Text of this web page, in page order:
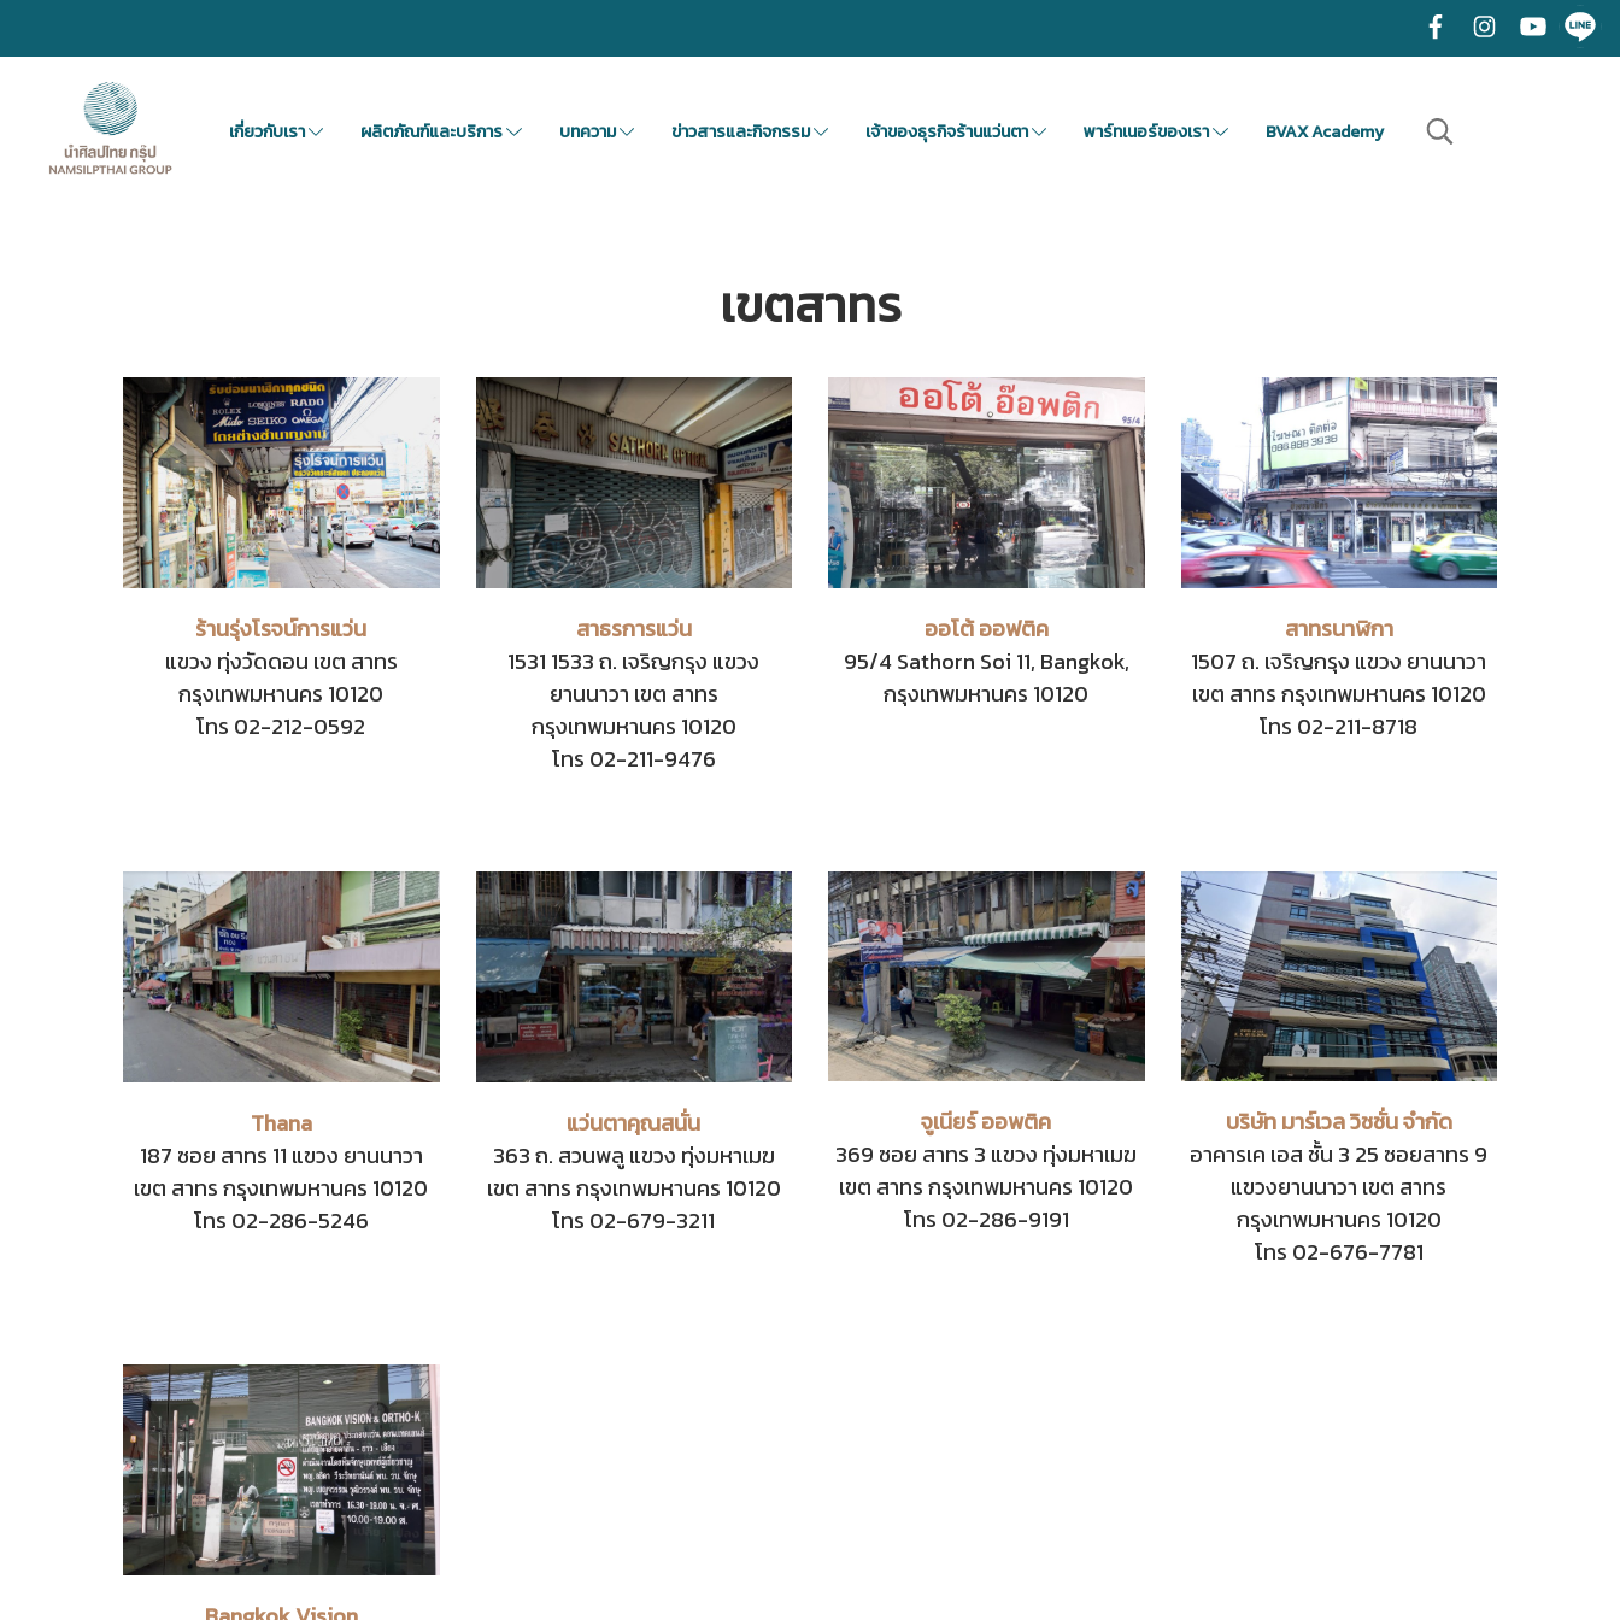
เกี่ยวกับเรา ผลิตภัณฑ์และบริการ บทความ ข่าวสารและกิจกรรม เจ้าของธุรกิจร้านแว่นตา พาร์ทเนอร์ของเรา BVAX Academy
เขตสาทร
ร้านรุ่งโรจน์การแว่น
แขวง ทุ่งวัดดอน เขต สาทร
กรุงเทพมหานคร 10120
โทร 02-212-0592
สาธรการแว่น
1531 1533 ถ. เจริญกรุง แขวง
ยานนาวา เขต สาทร
กรุงเทพมหานคร 10120
โทร 02-211-9476
ออโต้ ออฟติค
95/4 Sathorn Soi 11, Bangkok,
กรุงเทพมหานคร 10120
สาทรนาฬิกา
1507 ถ. เจริญกรุง แขวง ยานนาวา
เขต สาทร กรุงเทพมหานคร 10120
โทร 02-211-8718
Thana
187 ซอย สาทร 11 แขวง ยานนาวา
เขต สาทร กรุงเทพมหานคร 10120
โทร 02-286-5246
แว่นตาคุณสนั่น
363 ถ. สวนพลู แขวง ทุ่งมหาเมฆ
เขต สาทร กรุงเทพมหานคร 10120
โทร 02-679-3211
จูเนียร์ ออพติค
369 ซอย สาทร 3 แขวง ทุ่งมหาเมฆ
เขต สาทร กรุงเทพมหานคร 10120
โทร 02-286-9191
บริษัท มาร์เวล วิชชั่น จำกัด
อาคารเค เอส ชั้น 3 25 ซอยสาทร 9
แขวงยานนาวา เขต สาทร
กรุงเทพมหานคร 10120
โทร 02-676-7781